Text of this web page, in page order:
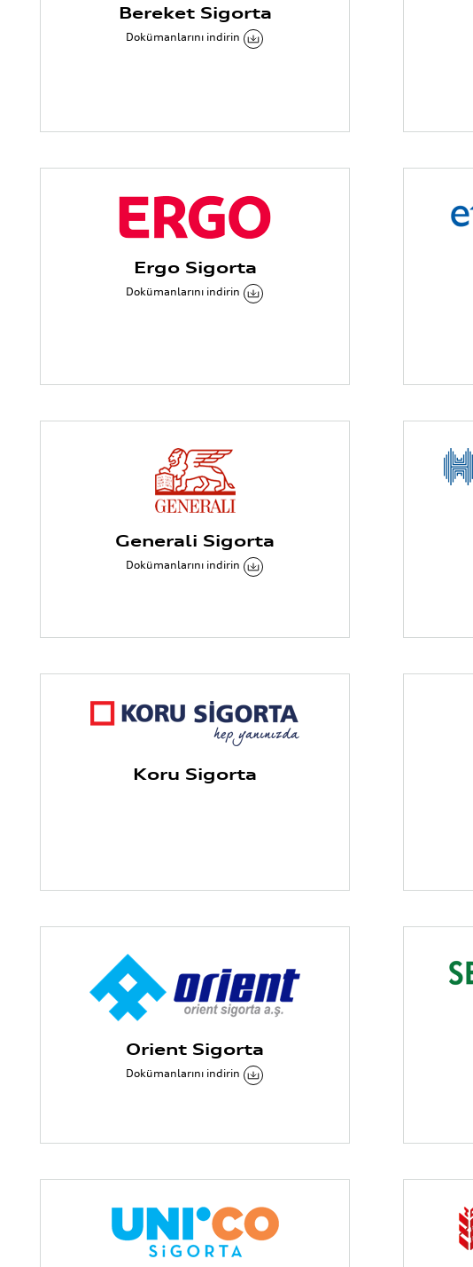
Bereket Sigorta
Dokümanlarını indirin
Ergo Sigorta
Dokümanlarını indirin
Generali Sigorta
Dokümanlarını indirin
Koru Sigorta
Orient Sigorta
Dokümanlarını indirin